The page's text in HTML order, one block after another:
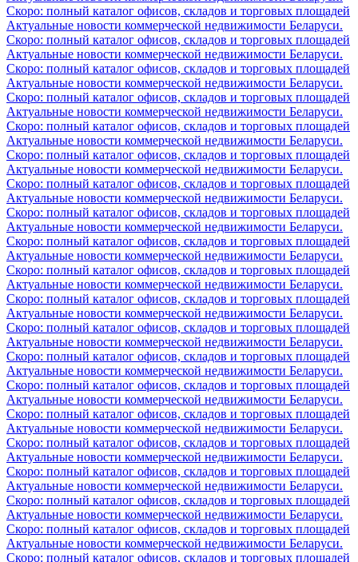
Скоро: полный каталог офисов, складов и торговых площадей
Актуальные новости коммерческой недвижимости Беларуси.
Скоро: полный каталог офисов, складов и торговых площадей
Актуальные новости коммерческой недвижимости Беларуси.
Скоро: полный каталог офисов, складов и торговых площадей
Актуальные новости коммерческой недвижимости Беларуси.
Скоро: полный каталог офисов, складов и торговых площадей
Актуальные новости коммерческой недвижимости Беларуси.
Скоро: полный каталог офисов, складов и торговых площадей
Актуальные новости коммерческой недвижимости Беларуси.
Скоро: полный каталог офисов, складов и торговых площадей
Актуальные новости коммерческой недвижимости Беларуси.
Скоро: полный каталог офисов, складов и торговых площадей
Актуальные новости коммерческой недвижимости Беларуси.
Скоро: полный каталог офисов, складов и торговых площадей
Актуальные новости коммерческой недвижимости Беларуси.
Скоро: полный каталог офисов, складов и торговых площадей
Актуальные новости коммерческой недвижимости Беларуси.
Скоро: полный каталог офисов, складов и торговых площадей
Актуальные новости коммерческой недвижимости Беларуси.
Скоро: полный каталог офисов, складов и торговых площадей
Актуальные новости коммерческой недвижимости Беларуси.
Скоро: полный каталог офисов, складов и торговых площадей
Актуальные новости коммерческой недвижимости Беларуси.
Скоро: полный каталог офисов, складов и торговых площадей
Актуальные новости коммерческой недвижимости Беларуси.
Скоро: полный каталог офисов, складов и торговых площадей
Актуальные новости коммерческой недвижимости Беларуси.
Скоро: полный каталог офисов, складов и торговых площадей
Актуальные новости коммерческой недвижимости Беларуси.
Скоро: полный каталог офисов, складов и торговых площадей
Актуальные новости коммерческой недвижимости Беларуси.
Скоро: полный каталог офисов, складов и торговых площадей
Актуальные новости коммерческой недвижимости Беларуси.
Скоро: полный каталог офисов, складов и торговых площадей
Актуальные новости коммерческой недвижимости Беларуси.
Скоро: полный каталог офисов, складов и торговых площадей
Актуальные новости коммерческой недвижимости Беларуси.
Скоро: полный каталог офисов, складов и торговых площадей